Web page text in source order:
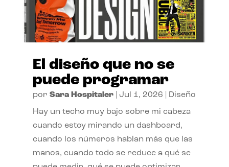
El diseño que no se
puede programar
por Sara Hospitaler| Jul 1, 2026 Diseño
Hay un techo muy bajo sobre mi cabeza
cuando estoy mirando un dashboard,
cuando los números hablan más que las
manos, cuando todo se reduce a qué se